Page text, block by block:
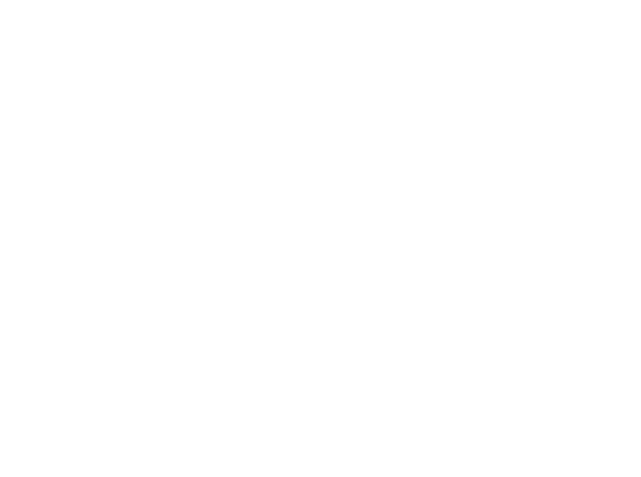
を付与しています
安全なユーザーです
完了させた実績があります